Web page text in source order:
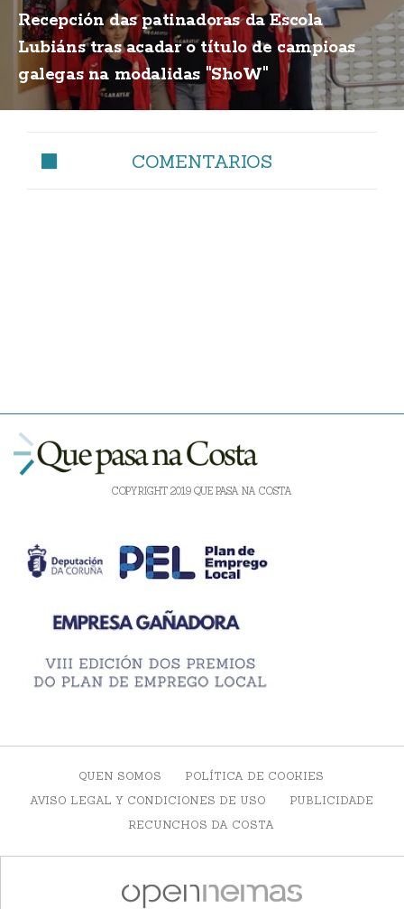
Recepción das patinadoras da Escola
Lubiáns tras acadar o título de campioas
galegas na modalidas "ShoW"
COMENTARIOS
COPYRIGHT 2019 QUE PASA NA COSTA
QUEN SOMOS
POLÍTICA DE COOKIES
AVISO LEGAL Y CONDICIONES DE USO
PUBLICIDADE
RECUNCHOS DA COSTA